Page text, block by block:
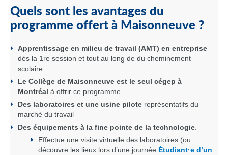
Quels sont les avantages du
programme offert à Maisonneuve ?
Apprentissage en milieu de travail (AMT) en entreprise
dès la 1re session et tout au long de du cheminement
scolaire.
Le Collège de Maisonneuve est le seul cégep à
Montréal à offrir ce programme
Des laboratoires et une usine pilote représentatifs du
marché du travail
Des équipements à la fine pointe de la technologie
Effectue une visite virtuelle des laboratoires (ou
découvre les lieux lors d’une journée Étudiant·e d’un